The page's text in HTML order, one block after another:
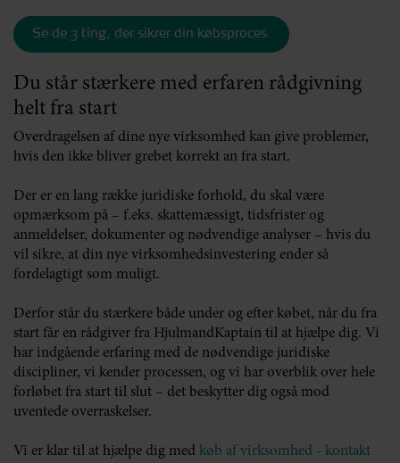
Se de 3 ting, der sikrer din købsproces
Du står stærkere med erfaren rådgivning
helt fra start
Overdragelsen af dine nye virksomhed kan give problemer,
hvis den ikke bliver grebet korrekt an fra start.
Der er en lang række juridiske forhold, du skal være
opmærksom på – f.eks. skattemæssigt, tidsfrister og
anmeldelser, dokumenter og nødvendige analyser – hvis du
vil sikre, at din nye virksomhedsinvestering ender så
fordelagtigt som muligt.
Derfor står du stærkere både under og efter købet, når du fra
start får en rådgiver fra HjulmandKaptain til at hjælpe dig. Vi
har indgående erfaring med de nødvendige juridiske
discipliner, vi kender processen, og vi har overblik over hele
forløbet fra start til slut – det beskytter dig også mod
uventede overraskelser.
Vi er klar til at hjælpe dig med køb af virksomhed - kontakt